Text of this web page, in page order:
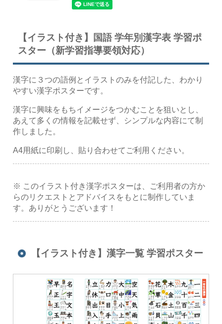
【イラスト付き】国語 学年別漢字表 学習ポ
スター（新学習指導要領対応）
漢字に３つの語例とイラストのみを付記した、わかり
やすい漢字ポスターです。
漢字に興味をもちイメージをつかむことを狙いとし、
あえて多くの情報を記載せず、シンプルな内容にて制
作しました。
A4用紙に印刷し、貼り合わせてご利用ください。
※ このイラスト付き漢字ポスターは、ご利用者の方か
らのリクエストとアドバイスをもとに制作していま
す。ありがとうございます！
【イラスト付き】漢字一覧 学習ポスター